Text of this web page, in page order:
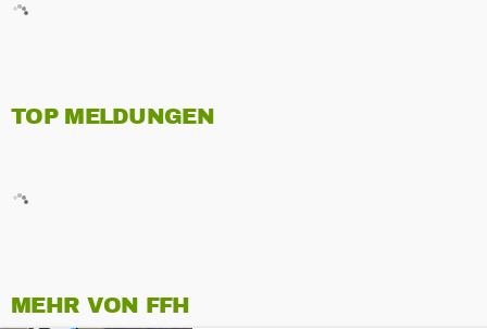
TOP MELDUNGEN
MEHR VON FFH